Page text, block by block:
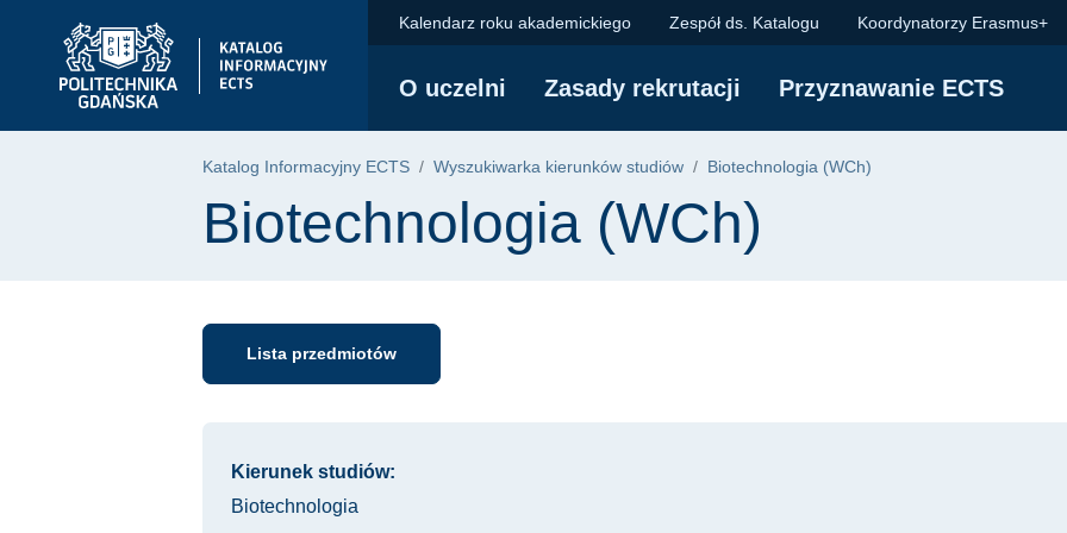
Politechnika Gdańska - strona główna
Kalendarz roku akademickiego Zespół ds. Katalogu Koordynatorzy Erasmus+
O uczelni Zasady rekrutacji Przyznawanie ECTS
Katalog Informacyjny ECTS Wyszukiwarka kierunków studiów Biotechnologia (WCh)
Biotechnologia (WCh)
Lista przedmiotów
Kierunek studiów:
Biotechnologia